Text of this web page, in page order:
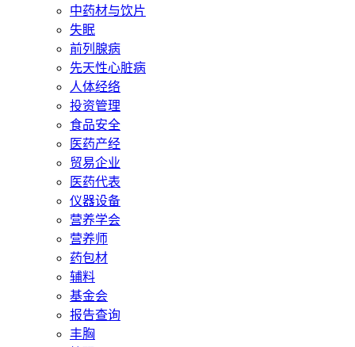
中药材与饮片
失眠
前列腺病
先天性心脏病
人体经络
投资管理
食品安全
医药产经
贸易企业
医药代表
仪器设备
营养学会
营养师
药包材
辅料
基金会
报告查询
丰胸